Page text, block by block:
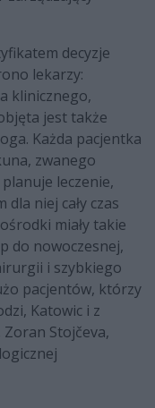
decyzje
lekarzy:
klinicznego,
jest także
Każda pacjentka
zwanego
leczenie,
niej cały czas
miały takie
do nowoczesnej,
i szybkiego
pacjentów, którzy
Katowic i z
Stojčeva,